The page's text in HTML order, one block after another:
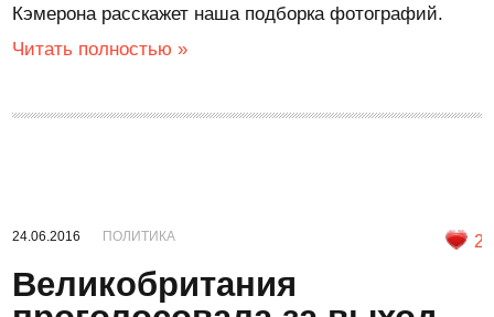
Кэмерона расскажет наша подборка фотографий.
Читать полностью »
24.06.2016 ПОЛИТИКА 2
Великобритания